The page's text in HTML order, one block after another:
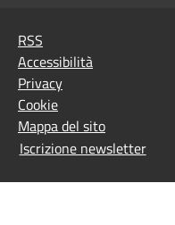
RSS
Accessibilità
Privacy
Cookie
Mappa del sito
Iscrizione newsletter